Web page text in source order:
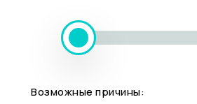
Возможные причины: